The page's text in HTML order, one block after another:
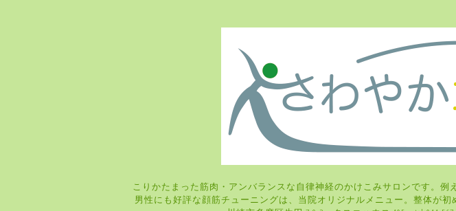
こりかたまった筋肉・アンバランスな自律神経のかけこみサロンです。
男性にも好評な顔筋チューニングは、当院オリジナルメニュー。整